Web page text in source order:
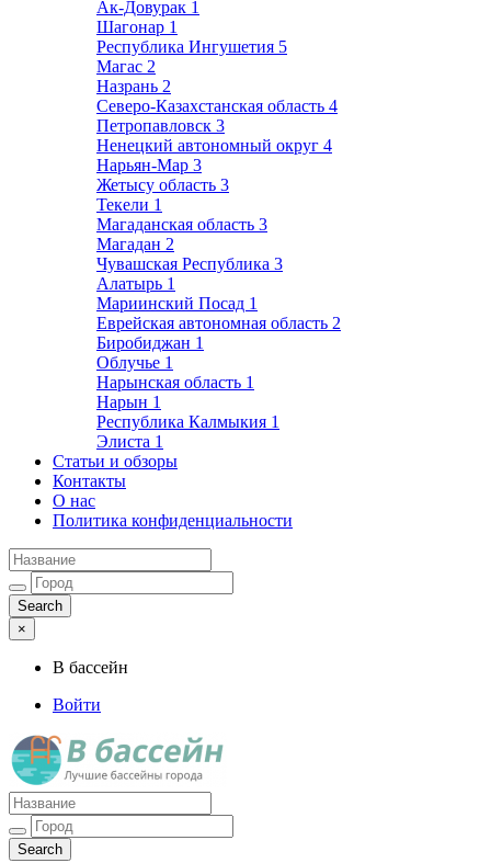
Ак-Довурак 1
Шагонар 1
Республика Ингушетия 5
Магас 2
Назрань 2
Северо-Казахстанская область 4
Петропавловск 3
Ненецкий автономный округ 4
Нарьян-Мар 3
Жетысу область 3
Текели 1
Магаданская область 3
Магадан 2
Чувашская Республика 3
Алатырь 1
Мариинский Посад 1
Еврейская автономная область 2
Биробиджан 1
Облучье 1
Нарынская область 1
Нарын 1
Республика Калмыкия 1
Элиста 1
Статьи и обзоры
Контакты
О нас
Политика конфиденциальности
×
В бассейн
Войти
Лучшие бассейны города